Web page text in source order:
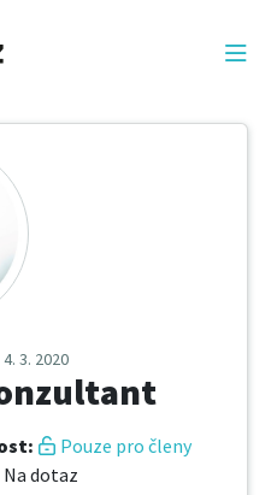
4. 3. 2020
:
Pouze pro členy
Na dotaz